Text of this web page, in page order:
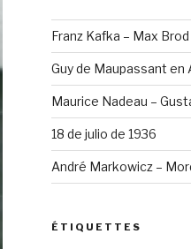
Franz Kafka – Max Brod
Guy de Maupassant en
Maurice Nadeau –
18 de julio de 1936
André Markowicz –
ÉTIQUETTES